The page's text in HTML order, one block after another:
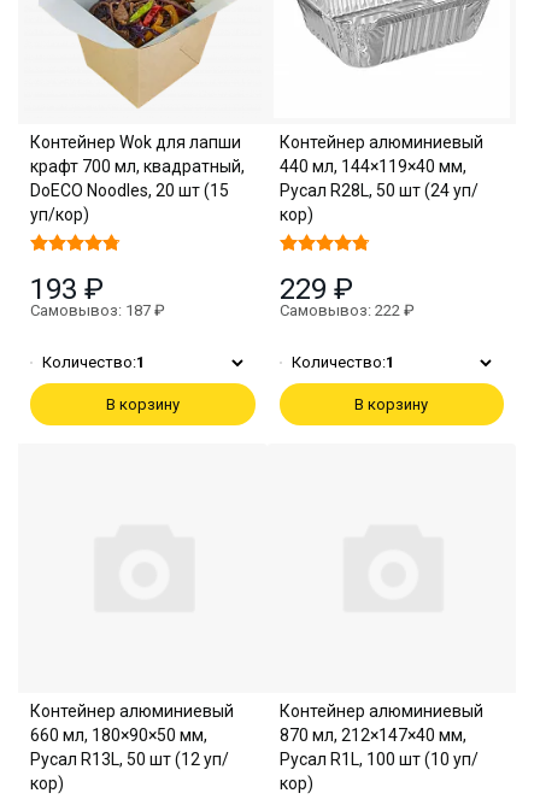
Контейнер Wok для лапши
крафт 700 мл, квадратный,
DoECO Noodles, 20 шт (15
уп/кор)
193 ₽
Самовывоз: 187 ₽
Количество:1
В корзину
Контейнер алюминиевый
440 мл, 144×119×40 мм,
Русал R28L, 50 шт (24 уп/
кор)
229 ₽
Самовывоз: 222 ₽
Количество:1
В корзину
Контейнер алюминиевый
660 мл, 180×90×50 мм,
Русал R13L, 50 шт (12 уп/
кор)
Контейнер алюминиевый
870 мл, 212×147×40 мм,
Русал R1L, 100 шт (10 уп/
кор)